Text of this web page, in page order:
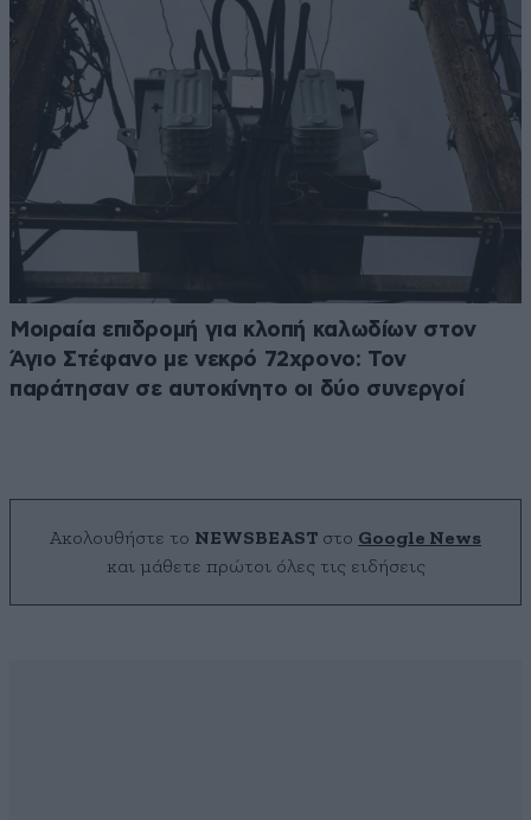
Μοιραία επιδρομή για κλοπή καλωδίων στον
Άγιο Στέφανο με νεκρό 72χρονο: Τον
παράτησαν σε αυτοκίνητο οι δύο συνεργοί
Ακολουθήστε το NEWSBEAST στο Google News
και μάθετε πρώτοι όλες τις ειδήσεις